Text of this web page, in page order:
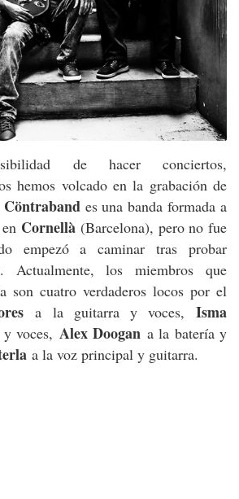
de hacer conciertos,
hemos volcado en la grabación de
Cöntrabandes una banda formada a
Cornellà (Barcelona), pero no fue
empezó a caminar tras probar
Actualmente, los miembros que
son cuatro verdaderos locos por el
a la guitarra y voces, Isma
voces, Alex Doogan a la batería y
a la voz principal y guitarra.